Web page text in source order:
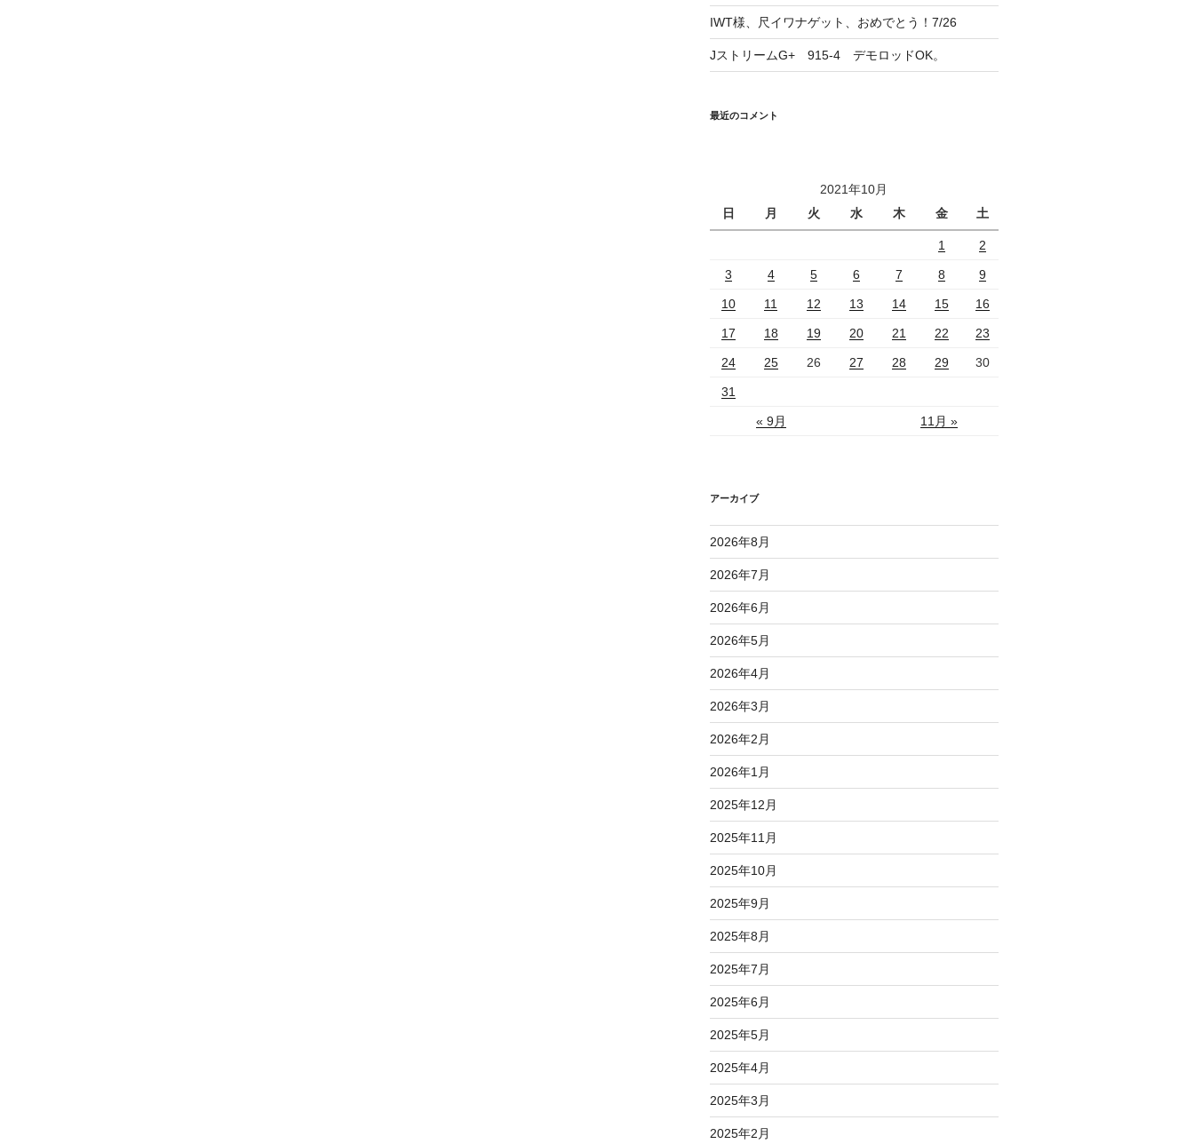
IWT様、尺イワナゲット、おめでとう！7/26
JストリームG+ 915-4 デモロッドOK。
最近のコメント
2021年10月
日
月 火 水 木 金 土
« 9月 11月 »
1 2
3 4 5 6 7 8 9
10 11 12 13 14 15 16
17 18 19 20 21 22 23
24 25 26 27 28 29 30
31
アーカイブ
2026年8月
2026年7月
2026年6月
2026年5月
2026年4月
2026年3月
2026年2月
2026年1月
2025年12月
2025年11月
2025年10月
2025年9月
2025年8月
2025年7月
2025年6月
2025年5月
2025年4月
2025年3月
2025年2月